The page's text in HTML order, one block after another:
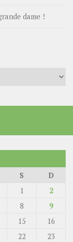
dame !
S
D
1
2
8
9
15
16
22
23